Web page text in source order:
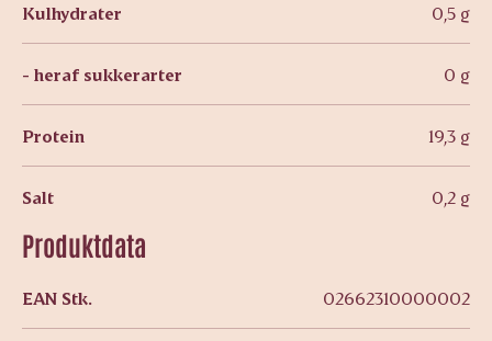
Kulhydrater 0,5 g
- heraf sukkerarter 0 g
Protein 19,3 g
Salt 0,2 g
Produktdata
EAN Stk. 02662310000002